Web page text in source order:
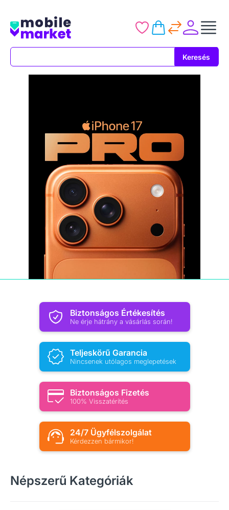
Keresés
Biztonságos Értékesítés
Ne érje hátrány a vásárlás során!
Teljeskörű Garancia
Nincsenek utólagos meglepetések
Biztonságos Fizetés
100% Visszatérítés
24/7 Ügyfélszolgálat
Kérdezzen bármikor!
Népszerű Kategóriák